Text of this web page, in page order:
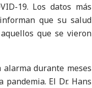
19. Los datos más
que su salud
que se vieron
durante meses
El Dr. Hans